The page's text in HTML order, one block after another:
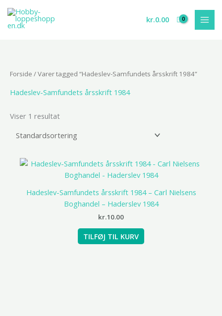
indholdet
kr.0.00
Forside / Varer tagged “Hadeslev-Samfundets årsskrift 1984”
Hadeslev-Samfundets årsskrift 1984
Viser 1 resultat
Hadeslev-Samfundets årsskrift 1984 – Carl Nielsens
Boghandel – Haderslev 1984
kr.10.00
TILFØJ TIL KURV